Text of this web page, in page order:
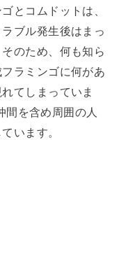
とコムドットは、
ブル発生後はまっ
のため、何も知ら
ラミンゴに何があ
てしまっていま
間を含め周囲の人
います。